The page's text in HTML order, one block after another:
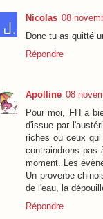
Nicolas 08
Donc tu as quitté
Répondre
Apolline 08
Pour moi, FH a
d'issue par
riches ou ceux
contraindrons pas
moment. Les
Un proverbe
de l'eau, la
Répondre